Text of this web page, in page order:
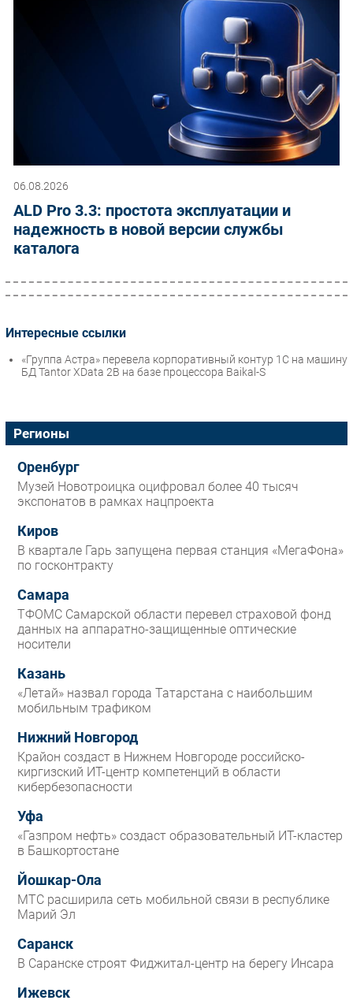
06.08.2026
ALD Pro 3.3: простота эксплуатации и
надежность в новой версии службы
каталога
Интересные ссылки
«Группа Астра» перевела корпоративный контур 1С на машину
БД Tantor XData 2B на базе процессора Baikal-S
Регионы
Оренбург
Музей Новотроицка оцифровал более 40 тысяч
экспонатов в рамках нацпроекта
Киров
В квартале Гарь запущена первая станция «МегаФона»
по госконтракту
Самара
ТФОМС Самарской области перевел страховой фонд
данных на аппаратно-защищенные оптические
носители
Казань
«Летай» назвал города Татарстана с наибольшим
мобильным трафиком
Нижний Новгород
Крайон создаст в Нижнем Новгороде российско-
киргизский ИТ-центр компетенций в области
кибербезопасности
Уфа
«Газпром нефть» создаст образовательный ИТ-кластер
в Башкортостане
Йошкар-Ола
МТС расширила сеть мобильной связи в республике
Марий Эл
Саранск
В Саранске строят Фиджитал-центр на берегу Инсара
Ижевск